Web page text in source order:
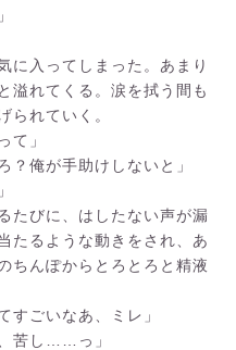
入ってしまった。あまり
溢れてくる。涙を拭う間も
られていく。
て」
？俺が手助けしないと」
たびに、はしたない声が漏
たるような動きをされ、あ
ちんぽからとろとろと精液
すごいなあ、ミレ」
苦し……っ」